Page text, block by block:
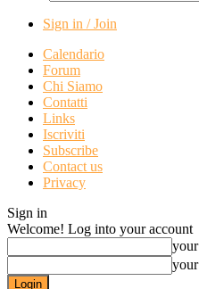
Sign in / Join
Calendario
Forum
Chi Siamo
Contatti
Links
Iscriviti
Subscribe
Contact us
Privacy
Sign in
Welcome! Log into your account